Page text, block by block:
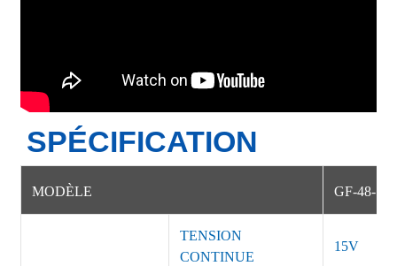
SPÉCIFICATION
MODÈLE GF-48-15
TENSION
CONTINUE
15V